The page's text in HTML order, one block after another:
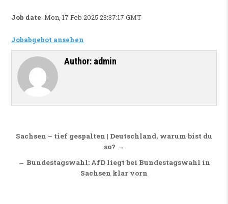
Job date: Mon, 17 Feb 2025 23:37:17 GMT
Jobabgebot ansehen
Author: admin
Beitragsnavigation
Sachsen – tief gespalten | Deutschland, warum bist du
so? →
← Bundestagswahl: AfD liegt bei Bundestagswahl in
Sachsen klar vorn